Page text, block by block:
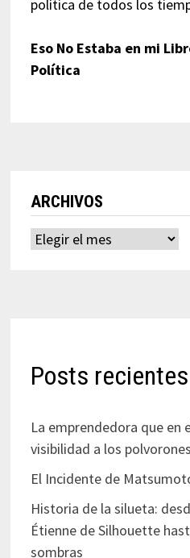
política de todos los
Eso No Estaba en mi
Política
ARCHIVOS
Archivos
Posts recientes
La emprendedora que en
visibilidad a los
El Incidente de
Historia de la silueta:
Étienne de Silhouette
sombras